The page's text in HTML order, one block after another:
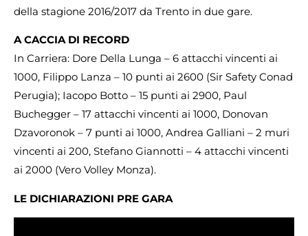
della stagione 2016/2017 da Trento in due gare.
A CACCIA DI RECORD
In Carriera: Dore Della Lunga – 6 attacchi vincenti ai
1000, Filippo Lanza – 10 punti ai 2600 (Sir Safety Conad
Perugia); Iacopo Botto – 15 punti ai 2900, Paul
Buchegger – 17 attacchi vincenti ai 1000, Donovan
Dzavoronok – 7 punti ai 1000, Andrea Galliani – 2 muri
vincenti ai 200, Stefano Giannotti – 4 attacchi vincenti
ai 2000 (Vero Volley Monza).
LE DICHIARAZIONI PRE GARA